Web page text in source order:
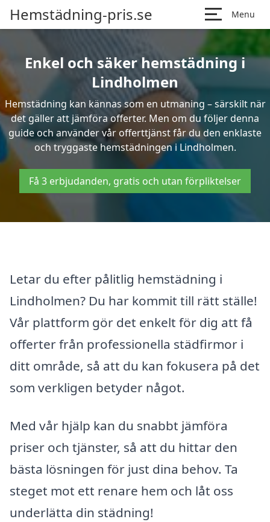
Hemstädning-pris.se Menu
Enkel och säker hemstädning i
Lindholmen
Hemstädning kan kännas som en utmaning – särskilt när
det gäller att jämföra offerter. Men om du följer denna
guide och använder vår offerttjänst får du den enklaste
och tryggaste hemstädningen i Lindholmen.
Få 3 erbjudanden, gratis och utan förpliktelser
Letar du efter pålitlig hemstädning i
Lindholmen? Du har kommit till rätt ställe!
Vår plattform gör det enkelt för dig att få
offerter från professionella städfirmor i
ditt område, så att du kan fokusera på det
som verkligen betyder något.
Med vår hjälp kan du snabbt jämföra
priser och tjänster, så att du hittar den
bästa lösningen för just dina behov. Ta
steget mot ett renare hem och låt oss
underlätta din städning!